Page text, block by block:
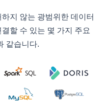
지 않는 광범위한 데이터
할 수 있는 몇 가지 주요
같습니다.